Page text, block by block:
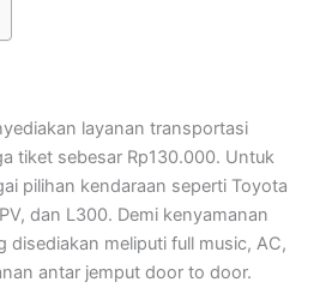
layanan transportasi
tiket sebesar Rp130.000. Untuk
pilihan kendaraan seperti Toyota
dan L300. Demi kenyamanan
disediakan meliputi full music, AC,
antar jemput door to door.